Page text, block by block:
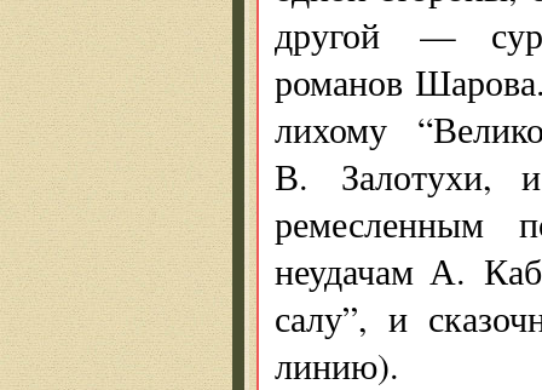
другой —
романов
лихому
В. Залотухи,
ремесленным
неудачам А.
салу”, и
линию).